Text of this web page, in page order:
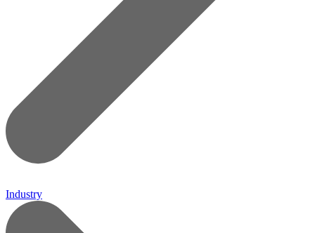
Industry